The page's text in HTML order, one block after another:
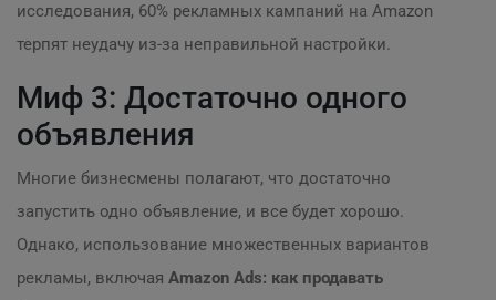
исследования, 60% рекламных кампаний на Amazon
терпят неудачу из-за неправильной настройки.
Миф 3: Достаточно одного
объявления
Многие бизнесмены полагают, что достаточно
запустить одно объявление, и все будет хорошо.
Однако, использование множественных вариантов
рекламы, включая Amazon Ads: как продавать